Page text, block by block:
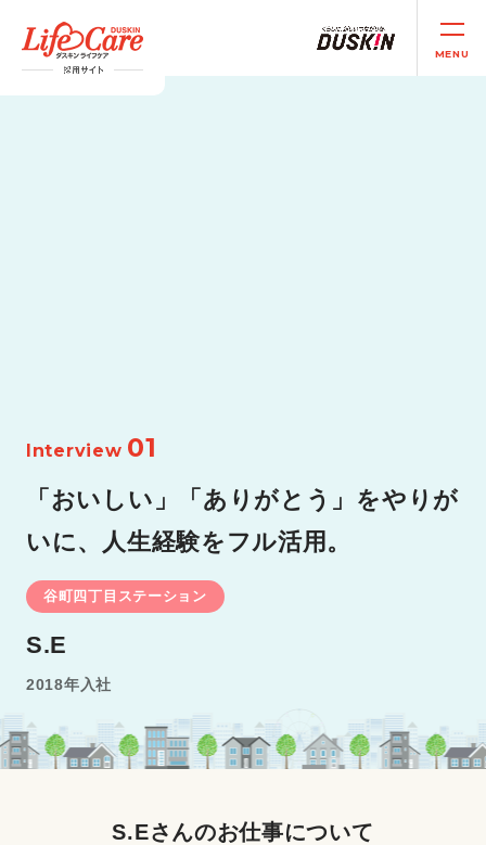
MENU
Interview 01
「おいしい」「ありがとう」をやりが
いに、人生経験をフル活用。
谷町四丁目ステーション
S.E
2018年入社
S.Eさんのお仕事について